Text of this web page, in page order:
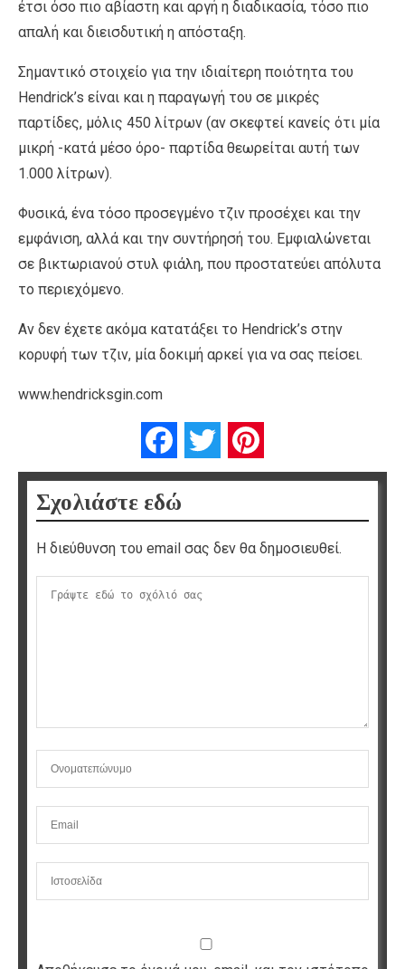
έτσι όσο πιο αβίαστη και αργή η διαδικασία, τόσο πιο
απαλή και διεισδυτική η απόσταξη.
Σημαντικό στοιχείο για την ιδιαίτερη ποιότητα του
Hendrick’s είναι και η παραγωγή του σε μικρές
παρτίδες, μόλις 450 λίτρων (αν σκεφτεί κανείς ότι μία
μικρή -κατά μέσο όρο- παρτίδα θεωρείται αυτή των
1.000 λίτρων).
Φυσικά, ένα τόσο προσεγμένο τζιν προσέχει και την
εμφάνιση, αλλά και την συντήρησή του. Εμφιαλώνεται
σε βικτωριανού στυλ φιάλη, που προστατεύει απόλυτα
το περιεχόμενο.
Αν δεν έχετε ακόμα κατατάξει το Hendrick’s στην
κορυφή των τζιν, μία δοκιμή αρκεί για να σας πείσει.
www.hendricksgin.com
FacebookTwitter
Σχολιάστε εδώ
Η διεύθυνση του email σας δεν θα δημοσιευθεί.